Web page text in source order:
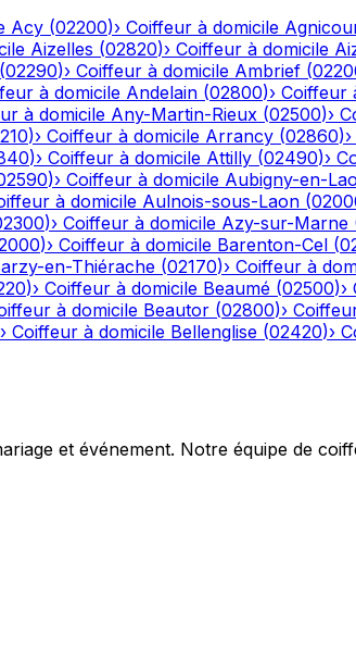
Acy (02200)› Coiffeur à domicile
Aizelles (02820)› Coiffeur à domicile
(02290)› Coiffeur à domicile Ambrief (
à domicile Andelain (02800)› Coiffeur
à domicile Any-Martin-Rieux (02500)›
)› Coiffeur à domicile Arrancy (02860)›
)› Coiffeur à domicile Attilly (02490)›
)› Coiffeur à domicile Aubigny-en-
à domicile Aulnois-sous-Laon (
)› Coiffeur à domicile Azy-sur-Marne
)› Coiffeur à domicile Barenton-Cel (
en-Thiérache (02170)› Coiffeur à
)› Coiffeur à domicile Beaumé (02500)›
à domicile Beautor (02800)›
› Coiffeur à domicile Bellenglise (02420)›
et événement. Notre équipe de